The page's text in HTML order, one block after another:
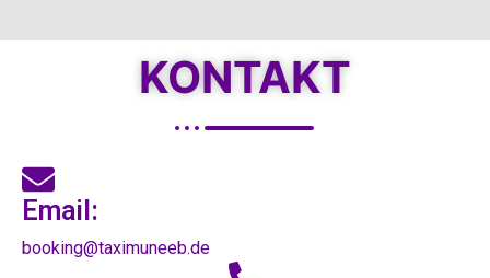
KONTAKT
Email:
booking@taximuneeb.de